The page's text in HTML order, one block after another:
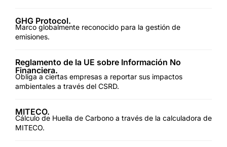
GHG Protocol.
Marco globalmente reconocido para la gestión de
emisiones.
Reglamento de la UE sobre Información No
Financiera.
Obliga a ciertas empresas a reportar sus impactos
ambientales a través del CSRD.
MITECO.
Cálculo de Huella de Carbono a través de la calculadora de
MITECO.